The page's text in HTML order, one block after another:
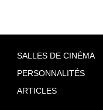
SALLES DE CINÉMA
PERSONNALITÉS
ARTICLES